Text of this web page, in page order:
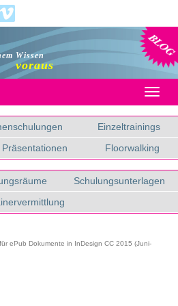
Blog
Wissen
voraus
Einzeltrainings
Präsentationen Floorwalking
Schulungsunterlagen
ePub Dokumente in InDesign CC 2015 (Juni-